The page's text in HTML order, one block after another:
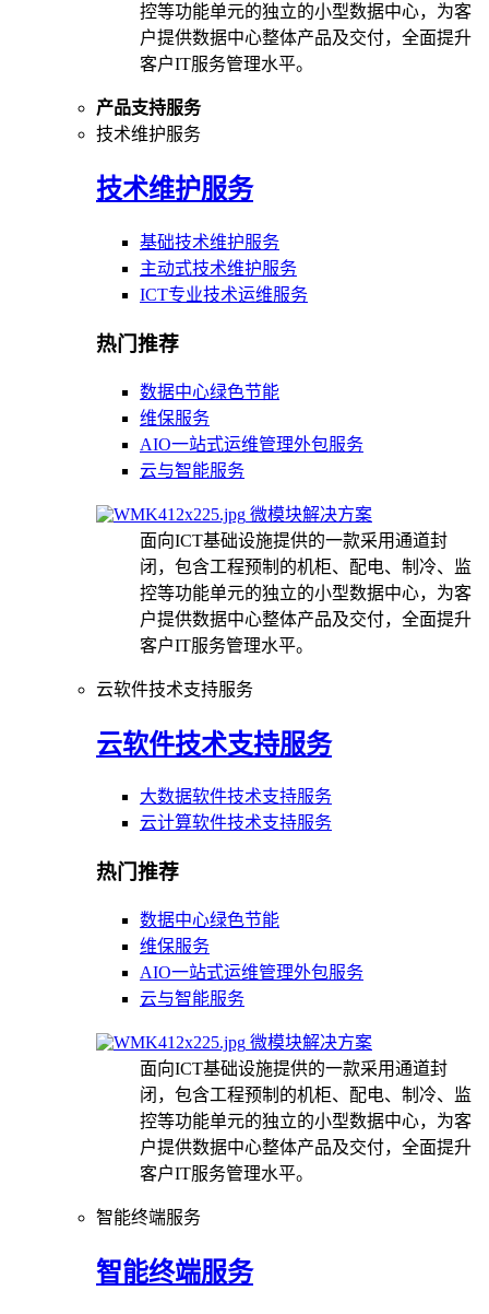
控等功能单元的独立的小型数据中心，为客
户提供数据中心整体产品及交付，全面提升
客户IT服务管理水平。
产品支持服务
技术维护服务
技术维护服务
基础技术维护服务
主动式技术维护服务
ICT专业技术运维服务
热门推荐
数据中心绿色节能
维保服务
AIO一站式运维管理外包服务
云与智能服务
微模块解决方案
面向ICT基础设施提供的一款采用通道封
闭，包含工程预制的机柜、配电、制冷、监
控等功能单元的独立的小型数据中心，为客
户提供数据中心整体产品及交付，全面提升
客户IT服务管理水平。
云软件技术支持服务
云软件技术支持服务
大数据软件技术支持服务
云计算软件技术支持服务
热门推荐
数据中心绿色节能
维保服务
AIO一站式运维管理外包服务
云与智能服务
微模块解决方案
面向ICT基础设施提供的一款采用通道封
闭，包含工程预制的机柜、配电、制冷、监
控等功能单元的独立的小型数据中心，为客
户提供数据中心整体产品及交付，全面提升
客户IT服务管理水平。
智能终端服务
智能终端服务